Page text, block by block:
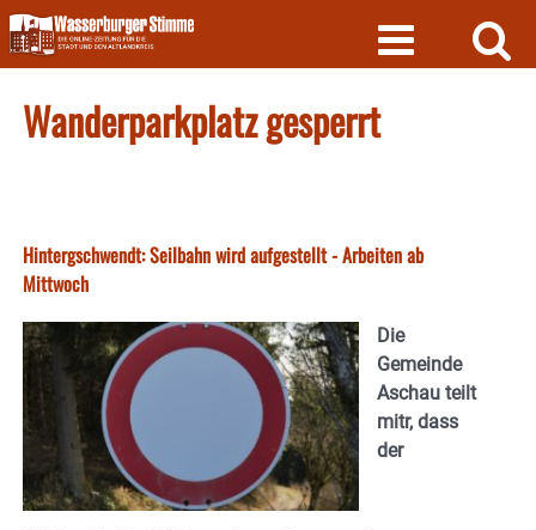
Skip
to
content
Wanderparkplatz gesperrt
Hintergschwendt: Seilbahn wird aufgestellt - Arbeiten ab
Mittwoch
Die
Gemeinde
Aschau teilt
mitr, dass
der